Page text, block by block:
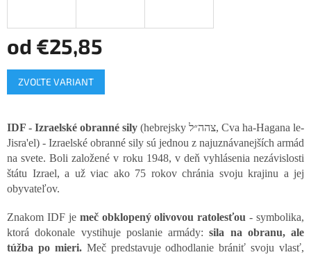
od €25,85
Jednotková
cena:
ZVOĽTE VARIANT
IDF - Izraelské obranné sily (hebrejsky צהה״ל, Cva ha-Hagana le-
Jisra'el) - Izraelské obranné sily sú jednou z najuznávanejších armád
na svete. Boli založené v roku 1948, v deň vyhlásenia nezávislosti
štátu Izrael, a už viac ako 75 rokov chránia svoju krajinu a jej
obyvateľov.
Znakom IDF je meč obklopený olivovou ratolesťou - symbolika,
ktorá dokonale vystihuje poslanie armády:sila na obranu, ale
túžba po mieri.Meč predstavuje odhodlanie brániť svoju vlasť,